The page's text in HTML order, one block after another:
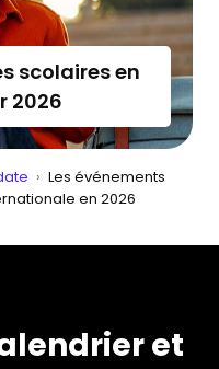
scolaires en
2026
› Les événements
en 2026
et